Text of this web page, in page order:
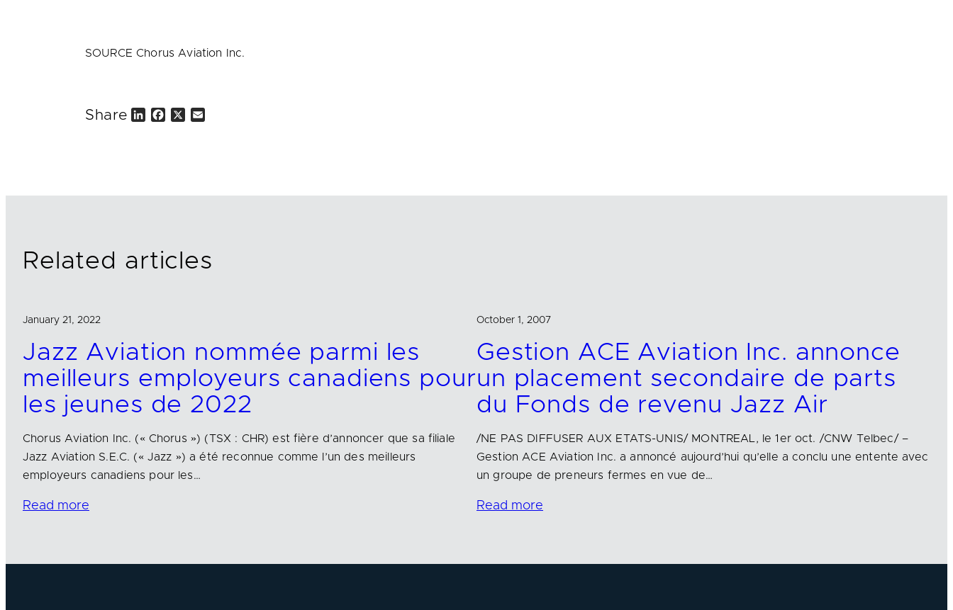
SOURCE Chorus Aviation Inc.
Share
Related articles
January 21, 2022
Jazz Aviation nommée parmi les
meilleurs employeurs canadiens pour
les jeunes de 2022
Chorus Aviation Inc. (« Chorus ») (TSX : CHR) est fière d’annoncer que sa filiale
Jazz Aviation S.E.C. (« Jazz ») a été reconnue comme l’un des meilleurs
employeurs canadiens pour les…
Read more
October 1, 2007
Gestion ACE Aviation Inc. annonce
un placement secondaire de parts
du Fonds de revenu Jazz Air
/NE PAS DIFFUSER AUX ETATS-UNIS/ MONTREAL, le 1er oct. /CNW Telbec/ –
Gestion ACE Aviation Inc. a annoncé aujourd’hui qu’elle a conclu une entente avec
un groupe de preneurs fermes en vue de…
Read more